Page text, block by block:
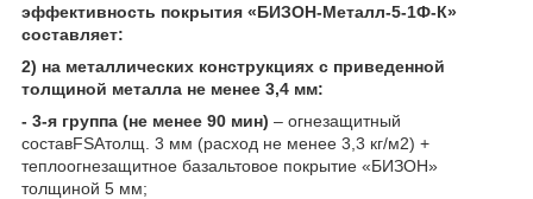
эффективность покрытия «БИЗОН-Металл-5-1Ф-К»
составляет:
2) на металлических конструкциях с приведенной
толщиной металла не менее 3,4 мм:
- 3-я группа (не менее 90 мин) – огнезащитный
составFSAтолщ. 3 мм (расход не менее 3,3 кг/м2) +
теплоогнезащитное базальтовое покрытие «БИЗОН»
толщиной 5 мм;